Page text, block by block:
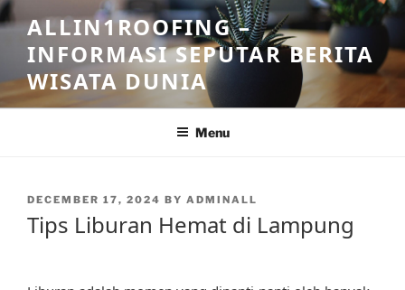
Skip
to
content
ALLIN1ROOFING –
INFORMASI SEPUTAR BERITA
WISATA DUNIA
Menu
POSTED
ON
DECEMBER 17, 2024 BY ADMINALL
Tips Liburan Hemat di Lampung